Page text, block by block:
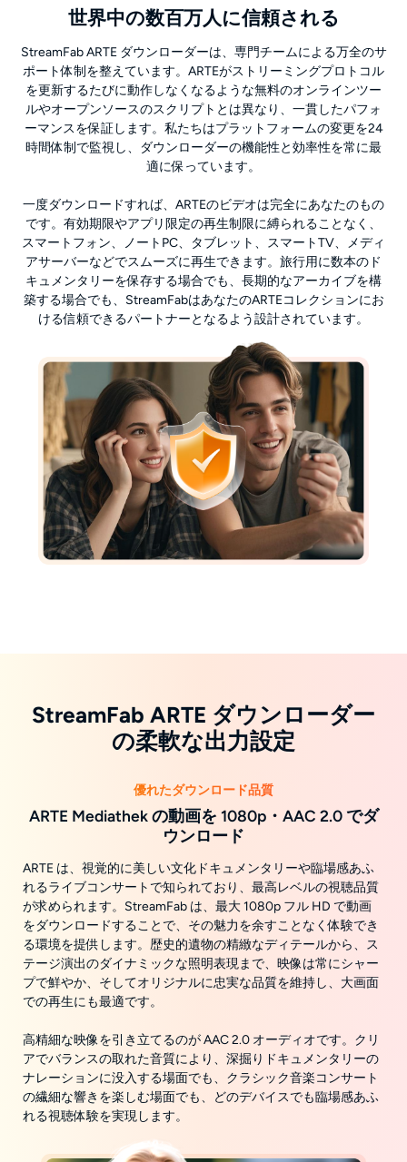
世界中の数百万人に信頼される
StreamFab ARTE ダウンローダーは、専門チームによる万全のサ
ポート体制を整えています。ARTEがストリーミングプロトコル
を更新するたびに動作しなくなるような無料のオンラインツー
ルやオープンソースのスクリプトとは異なり、一貫したパフォ
ーマンスを保証します。私たちはプラットフォームの変更を24
時間体制で監視し、ダウンローダーの機能性と効率性を常に最
適に保っています。
一度ダウンロードすれば、ARTEのビデオは完全にあなたのもの
です。有効期限やアプリ限定の再生制限に縛られることなく、
スマートフォン、ノートPC、タブレット、スマートTV、メディ
アサーバーなどでスムーズに再生できます。旅行用に数本のド
キュメンタリーを保存する場合でも、長期的なアーカイブを構
築する場合でも、StreamFabはあなたのARTEコレクションにお
ける信頼できるパートナーとなるよう設計されています。
StreamFab ARTE ダウンローダー
の柔軟な出力設定
優れたダウンロード品質
ARTE Mediathek の動画を 1080p・AAC 2.0 でダ
ウンロード
ARTE は、視覚的に美しい文化ドキュメンタリーや臨場感あふ
れるライブコンサートで知られており、最高レベルの視聴品質
が求められます。StreamFab は、最大 1080p フル HD で動画
をダウンロードすることで、その魅力を余すことなく体験でき
る環境を提供します。歴史的遺物の精緻なディテールから、ス
テージ演出のダイナミックな照明表現まで、映像は常にシャー
プで鮮やか、そしてオリジナルに忠実な品質を維持し、大画面
での再生にも最適です。
高精細な映像を引き立てるのが AAC 2.0 オーディオです。クリ
アでバランスの取れた音質により、深掘りドキュメンタリーの
ナレーションに没入する場面でも、クラシック音楽コンサート
の繊細な響きを楽しむ場面でも、どのデバイスでも臨場感あふ
れる視聴体験を実現します。